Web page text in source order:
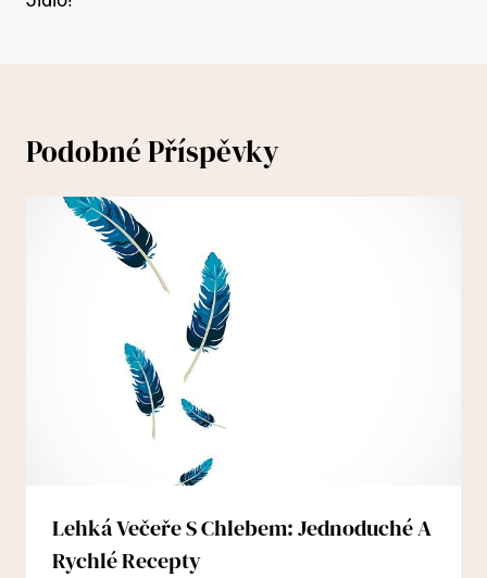
Podobné Příspěvky
Lehká Večeře S Chlebem: Jednoduché A
Rychlé Recepty